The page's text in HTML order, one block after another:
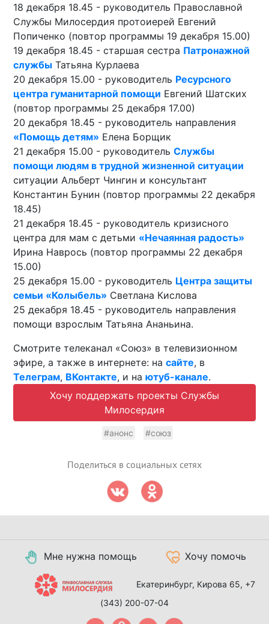
18 декабря 18.45 - руководитель Православной
Службы Милосердия протоиерей Евгений
Попиченко (повтор программы 19 декабря 15.00)
19 декабря 18.45 - старшая сестра Патронажной
службы Татьяна Курлаева
20 декабря 15.00 - руководитель Ресурсного
центра гуманитарной помощи Евгений Шатских
(повтор программы 25 декабря 17.00)
20 декабря 18.45 - руководитель направления
«Помощь детям» Елена Борщик
21 декабря 15.00 - руководительСлужбы
помощи людям в трудной жизненной ситуации
ситуации Альберт Чингин и консультант
Константин Бунин (повтор программы 22 декабря
18.45)
21 декабря 18.45 - руководитель кризисного
центра для мам с детьми «Нечаянная радость»
Ирина Наврось (повтор программы 22 декабря
15.00)
25 декабря 15.00 - руководитель Центра защиты
семьи «Колыбель» Светлана Кислова
25 декабря 18.45 - руководитель направления
помощи взрослым Татьяна Ананьина.
Смотрите телеканал «Союз» в телевизионном
эфире, а также в интернете: насайте, в
Телеграм, ВКонтакте, и наютуб-канале.
Хочу поддержать проекты Службы
Милосердия
#анонс #союз
Поделиться в социальных сетях
Мне нужна помощь Хочу помочь
Екатеринбург, Кирова 65, +7
(343) 200-07-04